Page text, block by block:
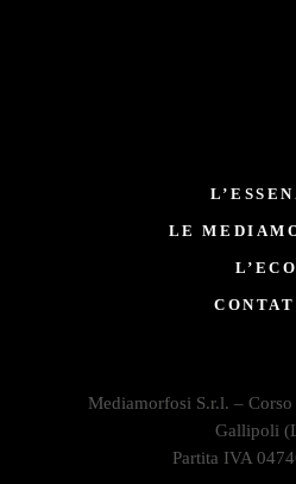
LE
L’ECO
Mediamorfosi S.r.l. –
Gallipoli
Partita IVA